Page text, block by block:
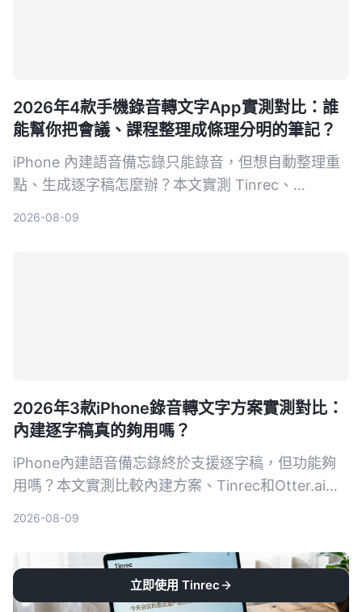
2026年4款手機錄音轉文字App實測對比：誰
能幫你把會議、課程整理成條理分明的筆記？
iPhone 內建語音備忘錄只能錄音，但想自動整理重
點、生成逐字稿怎麼辦？本文實測 Tinrec、
2026-08-09
2026年3款iPhone錄音轉文字方案實測對比：
內建逐字稿真的夠用嗎？
iPhone內建語音備忘錄終於支援逐字稿，但功能夠
用嗎？本文實測比較內建方案、Tinrec和Otter.ai，
2026-08-09
立即使用 Tinrec